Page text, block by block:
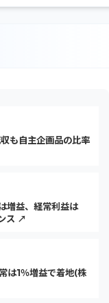
も自主企画品の比率
増益、経常利益は
ス ↗
は1％増益で着地(株